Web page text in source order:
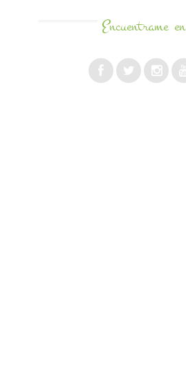
Encuentrame en